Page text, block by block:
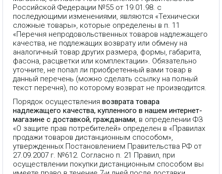
Российской Федерации №55 от 19.01.98. с
последующими изменениями, являются «Технически
сложные товары», которые определены в п. 11
«Перечня непродовольственных товаров надлежащего
качества, не подлежащих возврату или обмену на
аналогичный товар других размера, формы, габарита,
фасона, расцветки или комплектации». Обязательно
уточните, не попал ли приобретенный вами товар в
данный перечень (можно сделать ссылку на полный
текст перечня), по которому возврат не производится.
Порядок осуществления возврата товара
надлежащего качества, купленного в нашем интернет-
магазине с доставкой, гражданами , в определении ФЗ
«О защите прав потребителей» определен в «Правилах
продажи товаров дистанционным способом»,
утвержденных Постановлением Правительства РФ от
27.09.2007 г. №612. Согласно п. 21 Правил, при
осуществлении покупки дистанционным способом вы